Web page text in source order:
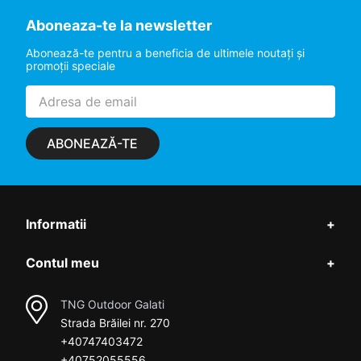
Utilizat pentru
Navigatie pe coasta
Navigatie in
apropiere tarm
Navigatie
pe ocean
Aboneaza-te la newsletter
Abonează-te pentru a beneficia de ultimele noutaţi şi
promoţii speciale
ABONEAZĂ-TE
Informatii +
Contul meu +
TNG Outdoor Galati
Strada Brăilei nr. 270
+40747403472